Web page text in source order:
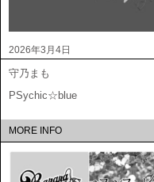
2026年3月4日
守乃まも
PSychic☆blue
MORE INFO